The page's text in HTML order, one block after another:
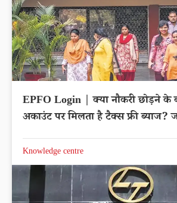
EPFO Login | क्या नौकरी छोड़ने के बाद भी EPF
अकाउंट पर मिलता है टैक्स फ्री ब्याज?
Knowledge centre